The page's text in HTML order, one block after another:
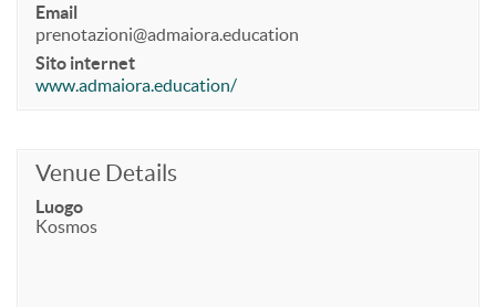
Email
prenotazioni@admaiora.education
Sito internet
www.admaiora.education/
Venue Details
Luogo
Kosmos